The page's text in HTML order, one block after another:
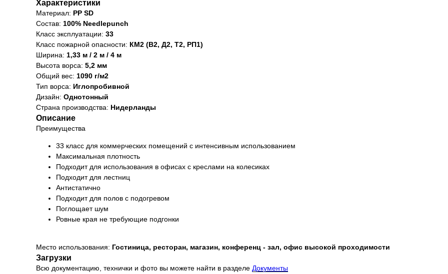
Характеристики
Материал: PP SD
Состав: 100% Needlepunch
Класс эксплуатации: 33
Класс пожарной опасности: КМ2 (В2, Д2, Т2, РП1)
Ширина: 1,33 м / 2 м / 4 м
Высота ворса: 5,2 мм
Общий вес: 1090 г/м2
Тип ворса: Иглопробивной
Дизайн: Однотонный
Страна производства: Нидерланды
Описание
Преимущества
33 класс для коммерческих помещений с интенсивным использованием
Максимальная плотность
Подходит для использования в офисах с креслами на колесиках
Подходит для лестниц
Антистатично
Подходит для полов с подогревом
Поглощает шум
Ровные края не требующие подгонки
Место использования: Гостиница, ресторан, магазин, конференц - зал, офис высокой проходимости
Загрузки
Всю документацию, технички и фото вы можете найти в разделе Документы